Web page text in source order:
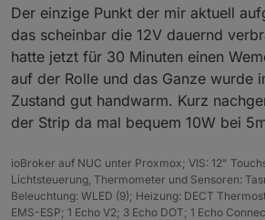
?
4b89-827f-8abd9ea605ec-
2856-4836-a01b-
von einem anderen Verkäufer.
Ich hätte lieber gerne 12V
& Einspeisung und
würden es können WS2815 bei
Backup Signalleitung, mit der
welchen PIN, bzw. welche Bin
die richtige ist.
Danke und LG, mxa
Der einzige Punkt der mir aktuell
das scheinbar die 12V dauernd
hatte jetzt für 30 Minuten einen
auf der Rolle und das Ganze wurde
Zustand gut handwarm. Kurz
der Strip da mal bequem 10W bei
ioBroker auf NUC unter Proxmox; VIS: 12"
Lichtsteuerung, Thermometer und Sensoren:
Beleuchtung: WLED (9); Heizung: DECT
EMS-ESP; 1 Echo V2; 3 Echo DOT; 1 Echo